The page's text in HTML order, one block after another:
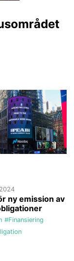
ny emission av
#Finansiering